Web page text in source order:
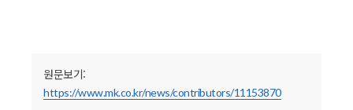
원문보기:
https://www.mk.co.kr/news/contributors/11153870